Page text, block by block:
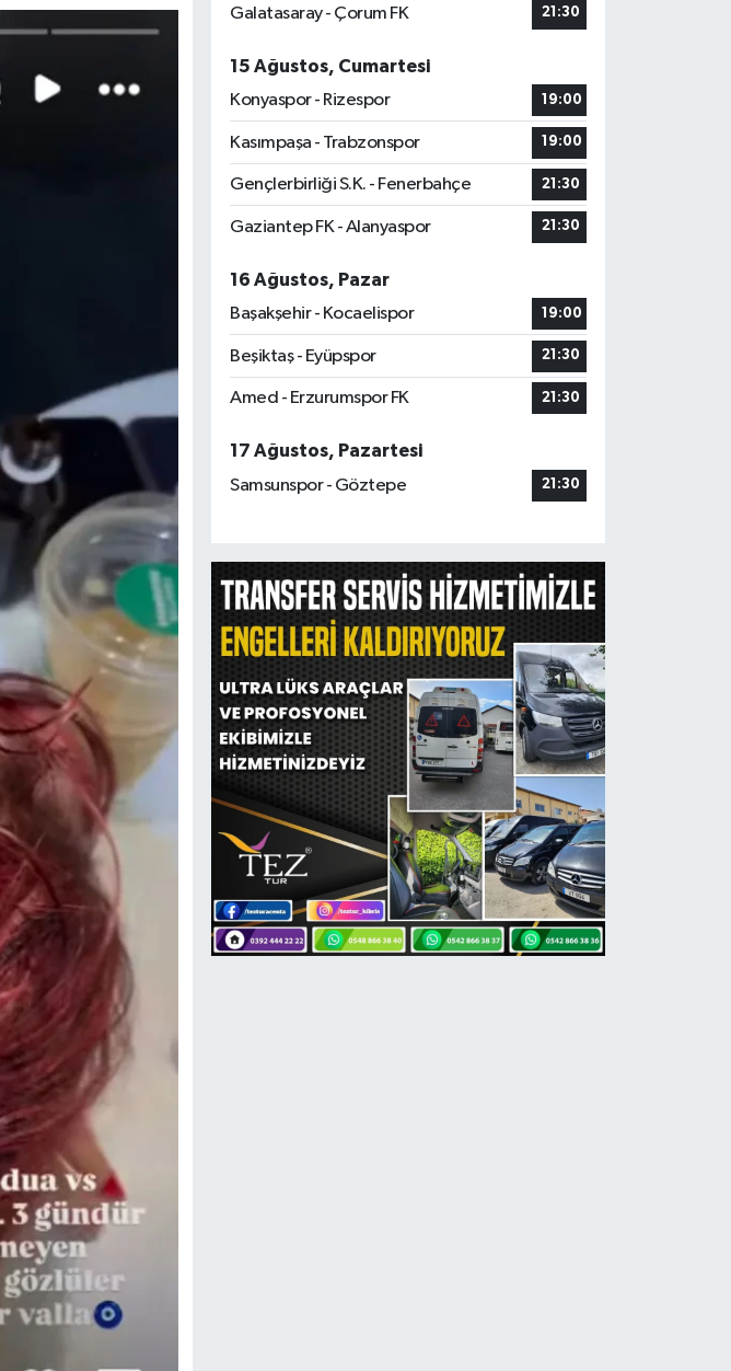
Galatasaray - Çorum FK
21:30
15 Ağustos, Cumartesi
Konyaspor - Rizespor
19:00
Kasımpaşa - Trabzonspor 19:00
Gençlerbirliği S.K. - Fenerbahçe 21:30
Gaziantep FK - Alanyaspor 21:30
16 Ağustos, Pazar
Başakşehir - Kocaelispor
19:00
Beşiktaş - Eyüpspor 21:30
Amed - Erzurumspor FK 21:30
17 Ağustos, Pazartesi
Samsunspor - Göztepe
21:30